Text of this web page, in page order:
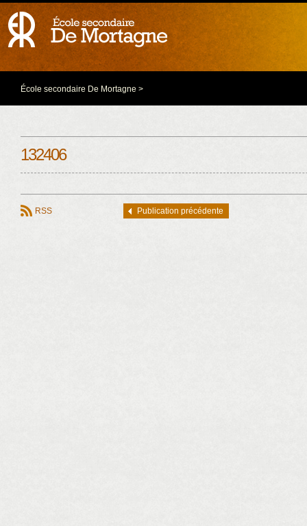
École secondaire De Mortagne >
132406
RSS Publication précédente